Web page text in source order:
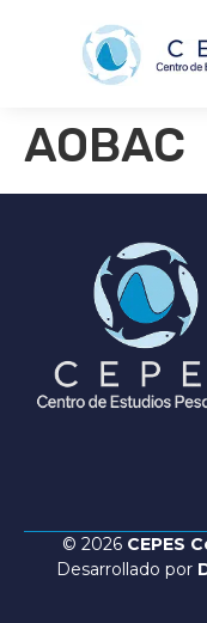
AOBAC
© 2026 CEPES
Desarrollado por